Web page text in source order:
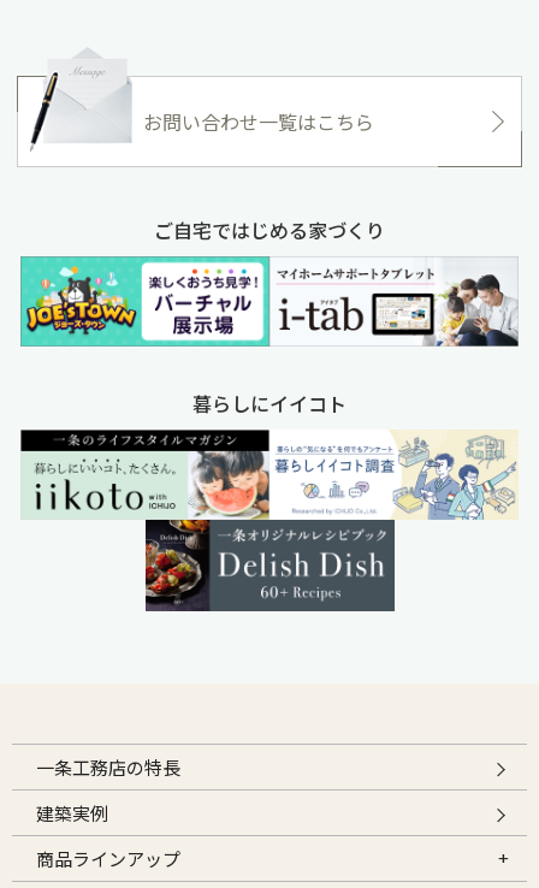
お問い合わせ一覧はこちら
ご自宅ではじめる家づくり
暮らしにイイコト
一条工務店の特長
建築実例
商品ラインアップ